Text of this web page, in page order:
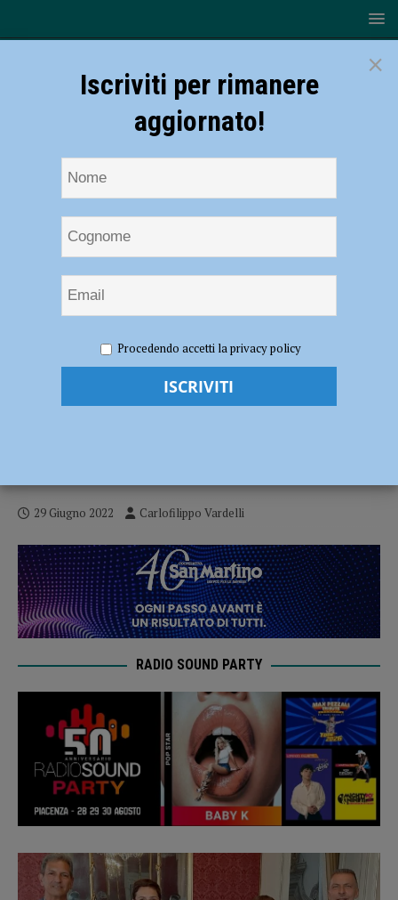
Ferrari (Yama Arashi) ha incontrato il prefetto di Piacenza Daniela
Kickboxing – Il giovanissimo Edoardo
29 Giugno 2022 Carlofilippo Vardelli
RADIO SOUND PARTY
×
Iscriviti per rimanere
aggiornato!
Procedendo accetti la privacy policy